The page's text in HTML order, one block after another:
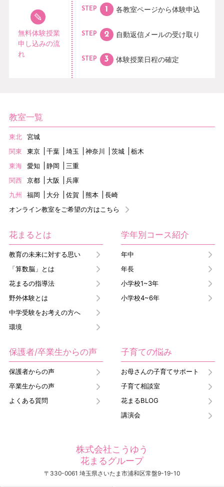
無料体験授業
申し込みの流
れ
STEP 各教室ページから体験申込
STEP 自動返信メールの受け取り
STEP 体験授業日程の確定
教室一覧
東北
宮城
関東
東京 千葉 埼玉 神奈川 茨城
栃木
東海
愛知 静岡
三重
関西
京都 大阪
兵庫
九州
福岡 大分 佐賀 熊本
長崎
オンライン教室をご希望の方はこちら
花まるとは
教育の未来に対する思い
「算数脳」とは
花まるの指導法
野外体験とは
中学受験をお考えの方へ
環境
学年別コース紹介
年中
年長
小学校1~3年
小学校4~6年
保護者/卒業生からの声
保護者からの声
卒業生からの声
よくある質問
子育ての悩み
お母さんの子育てサポート
子育て相談室
花まるBLOG
講演会
株式会社こうゆう
花まるグループ
〒330-0061 埼玉県さいたま市浦和区常盤9-19-10